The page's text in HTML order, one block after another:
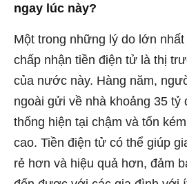
ngay lúc này?
Một trong những lý do lớn
chấp nhận tiền điện tử là thị
của nước này. Hàng năm,
ngoài gửi về nhà khoảng 35 tỷ
thống hiện tại chậm và tốn
cao. Tiền điện tử có thể giúp
rẻ hơn và hiệu quả hơn, đảm